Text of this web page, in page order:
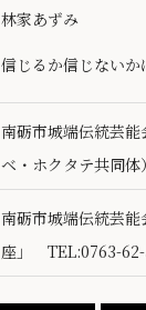
林家あずみ
信じるか信じない
南砺市城端伝統芸
ベ・ホクタテ共同体）
南砺市城端伝統芸
座」 TEL:0763-